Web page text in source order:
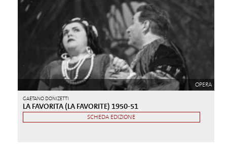
OPERA
GAETANO DONIZETTI
LA FAVORITA (LA FAVORITE) 1950-51
SCHEDA EDIZIONE